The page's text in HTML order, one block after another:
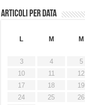
Articoli per data
L
M M
3
4 5
10
11 12
17
18 19
24
25 26